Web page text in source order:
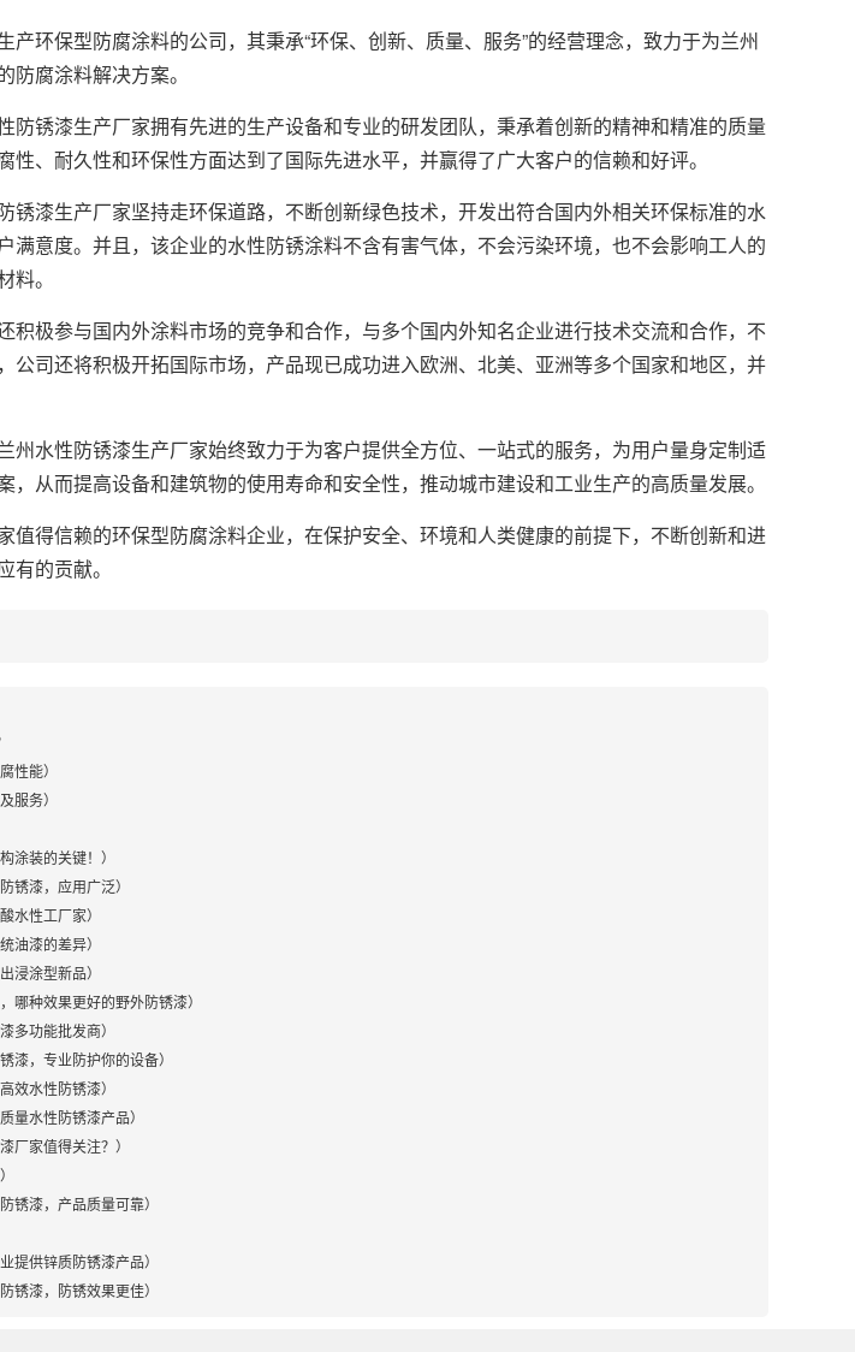
环保型防腐涂料的公司，其秉承“环保、创新、质量、服务”的经营理念，致力于为兰州
腐涂料解决方案。
锈漆生产厂家拥有先进的生产设备和专业的研发团队，秉承着创新的精神和精准的质量
、耐久性和环保性方面达到了国际先进水平，并赢得了广大客户的信赖和好评。
漆生产厂家坚持走环保道路，不断创新绿色技术，开发出符合国内外相关环保标准的水
满意度。并且，该企业的水性防锈涂料不含有害气体，不会污染环境，也不会影响工人的
。
极参与国内外涂料市场的竞争和合作，与多个国内外知名企业进行技术交流和合作，不
公司还将积极开拓国际市场，产品现已成功进入欧洲、北美、亚洲等多个国家和地区，并
水性防锈漆生产厂家始终致力于为客户提供全方位、一站式的服务，为用户量身定制适
从而提高设备和建筑物的使用寿命和安全性，推动城市建设和工业生产的高质量发展。
得信赖的环保型防腐涂料企业，在保护安全、环境和人类健康的前提下，不断创新和进
的贡献。
性能）
服务）
涂装的关键！）
锈漆，应用广泛）
水性工厂家）
油漆的差异）
浸涂型新品）
哪种效果更好的野外防锈漆）
多功能批发商）
漆，专业防护你的设备）
效水性防锈漆）
量水性防锈漆产品）
厂家值得关注？）
锈漆，产品质量可靠）
提供锌质防锈漆产品）
锈漆，防锈效果更佳）